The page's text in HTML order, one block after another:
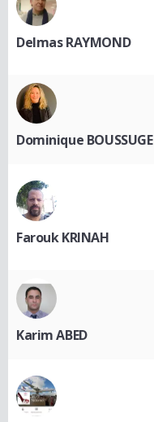
Delmas RAYMOND
Dominique BOUSSUGE
Farouk KRINAH
Karim ABED